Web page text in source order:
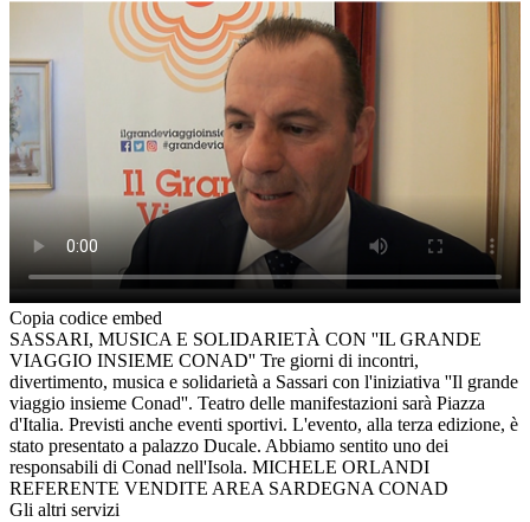
Copia codice embed
SASSARI, MUSICA E SOLIDARIETÀ CON ''IL GRANDE
VIAGGIO INSIEME CONAD'' Tre giorni di incontri,
divertimento, musica e solidarietà a Sassari con l'iniziativa ''Il grande
viaggio insieme Conad''. Teatro delle manifestazioni sarà Piazza
d'Italia. Previsti anche eventi sportivi. L'evento, alla terza edizione, è
stato presentato a palazzo Ducale. Abbiamo sentito uno dei
responsabili di Conad nell'Isola. MICHELE ORLANDI
REFERENTE VENDITE AREA SARDEGNA CONAD
Gli altri servizi